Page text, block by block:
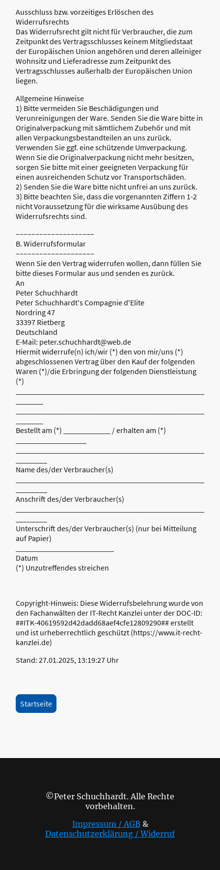
Ausschluss bzw. vorzeitiges Erlöschen des
Widerrufsrechts
Das Widerrufsrecht gilt nicht für Verbraucher, die zum
Zeitpunkt des Vertragsschlusses keinem Mitgliedstaat
der Europäischen Union angehören und deren alleiniger
Wohnsitz und Lieferadresse zum Zeitpunkt des
Vertragsschlusses außerhalb der Europäischen Union
liegen.
Allgemeine Hinweise
1) Bitte vermeiden Sie Beschädigungen und
Verunreinigungen der Ware. Senden Sie die Ware bitte in
Originalverpackung mit sämtlichem Zubehör und mit
allen Verpackungsbestandteilen an uns zurück.
Verwenden Sie ggf. eine schützende Umverpackung.
Wenn Sie die Originalverpackung nicht mehr besitzen,
sorgen Sie bitte mit einer geeigneten Verpackung für
einen ausreichenden Schutz vor Transportschäden.
2) Senden Sie die Ware bitte nicht unfrei an uns zurück.
3) Bitte beachten Sie, dass die vorgenannten Ziffern 1-2
nicht Voraussetzung für die wirksame Ausübung des
Widerrufsrechts sind.
––––––––––––––––––––
B. Widerrufsformular
––––––––––––––––––––
Wenn Sie den Vertrag widerrufen wollen, dann füllen Sie
bitte dieses Formular aus und senden es zurück.
An
Peter Schuchhardt
Peter Schuchhardt's Compagnie d'Elite
Nordring 47
33397 Rietberg
Deutschland
E-Mail: peter.schuchhardt@web.de
Hiermit widerrufe(n) ich/wir (*) den von mir/uns (*)
abgeschlossenen Vertrag über den Kauf der folgenden
Waren (*)/die Erbringung der folgenden Dienstleistung
(*)
Bestellt am (*) ____________ / erhalten am (*)
Name des/der Verbraucher(s)
Anschrift des/der Verbraucher(s)
Unterschrift des/der Verbraucher(s) (nur bei Mitteilung
auf Papier)
Datum
(*) Unzutreffendes streichen
Copyright-Hinweis: Diese Widerrufsbelehrung wurde von
den Fachanwälten der IT-Recht Kanzlei unter der DOC-ID:
##ITK-40619592d42dadd68aef4cfe12809290## erstellt
und ist urheberrechtlich geschützt (https://www.it-recht-
kanzlei.de)
Stand: 27.01.2025, 13:19:27 Uhr
Startseite
©Peter Schuchhardt. Alle Rechte
vorbehalten.
Impressum / AGB&
Datenschutzerklärung / Widerruf